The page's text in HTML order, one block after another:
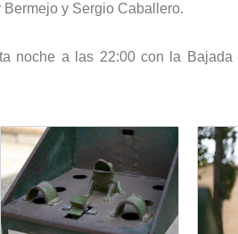
y Sergio Caballero.
noche a las 22:00 con la